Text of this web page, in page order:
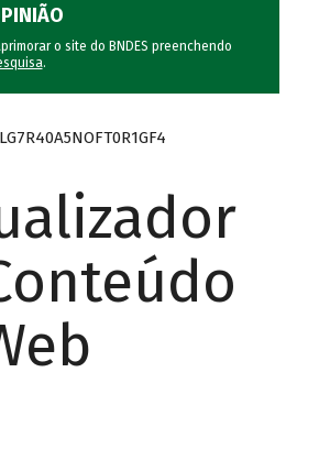
o site do BNDES preenchendo
.